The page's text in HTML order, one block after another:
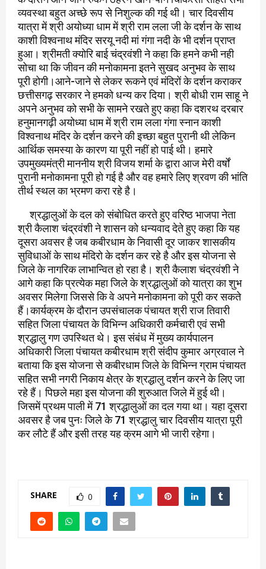
व्यवस्था बहुत अच्छे रूप से निशुल्क की गई थी। चार दिवसीय
यात्रा में श्री अयोध्या धाम में श्री राम लला जी के दर्शन के साथ
काशी विश्वनाथ मंदिर सरयू नदी मां गंगा नदी के भी दर्शन प्राप्त
हुआ। श्रीमती क्योरि बाई चंद्रवंशी ने कहा कि हमने कभी नही
सोचा था कि जीवन की मनोकामना इतने सुखद अनुभव के साथ
पूरी होगी।आने-जाने से लेकर रूकने एवं मंदिरों के दर्शन कराकर
छत्तीसगढ़ सरकार ने हमको धन्य कर दिया। श्री बोधी राम साहू ने
अपने अनुभव को सभी के सामने रखते हुए कहा कि दशरथ दरबार
हनुमानगढ़ी अयोध्या धाम में श्री राम लला गंगा स्नान काशी
विश्वनाथ मंदिर के दर्शन करने की इच्छा बहुत पुरानी थी लेकिन
आर्थिक समस्या के कारण या पूरी नहीं हो पाई थी। हमारे
उपमुख्यमंत्री माननीय श्री विजय शर्मा के द्वारा आज मेरी वर्षों
पुरानी मनोकामना पूरी हो गई है और वह हमारे लिए श्रवण की भांति
तीर्थ स्थल का भ्रमण करा रहे है।
श्रद्धालुओं के दल को संबोधित करते हुए वरिष्ठ भाजपा नेता
श्री कैलाश चंद्रवंशी ने शासन को धन्यवाद देते हुए कहा कि यह
दूसरा अवसर है जब कबीरधाम के निवासी दूर जाकर शासकीय
सुविधाओं के साथ मंदिरो के दर्शन कर रहे है और इस योजना से
जिले के नागरिक लाभान्वित हो रहा है। श्री कैलाश चंद्रवंशी ने
आगे कहा कि प्रत्येक महा जिले के श्रद्धालुओं को यात्रा का शुभ
अवसर मिलेगा जिससे कि वे अपने मनोकामना को पूरी कर सकते
हैं।कार्यक्रम के दौरान उपसंचालक पंचायत श्री राज तिवारी
सहित जिला पंचायत के विभिन्न अधिकारी कर्मचारी एवं सभी
श्रद्धालु गण उपस्थित थे। इस संबंध में मुख्य कार्यपालन
अधिकारी जिला पंचायत कबीरधाम श्री संदीप कुमार अग्रवाल ने
बताया कि इस योजना से कबीरधाम जिले के विभिन्न ग्राम पंचायत
सहित सभी नगरी निकाय क्षेत्र के श्रद्धालु दर्शन करने के लिए जा
रहे हैं। पिछले महा इस योजना की शुरुआत जिले में हुई थी।
जिसमें प्रथम पाली में 71 श्रद्धालुओं का दल गया था। यहा दूसरा
अवसर है जब पुनः जिले के 71 श्रद्धालु चार दिवसीय यात्रा पूरी
कर लौटे हैं और इसी तरह यह क्रम आगे भी जारी रहेगा।
SHARE 0